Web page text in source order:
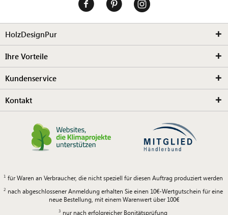
HolzDesignPur
Ihre Vorteile
Kundenservice
Kontakt
für Waren an Verbraucher, die nicht speziell für diesen Auftrag produziert werden
nach abgeschlossener Anmeldung erhalten Sie einen 10€-Wertgutschein für eine
neue Bestellung, mit einem Warenwert über 100€
nur nach erfolgreicher Bonitätsprüfung